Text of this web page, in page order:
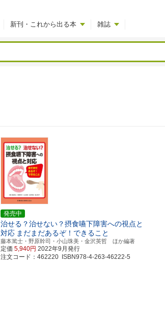
新刊・これから出る本 雑誌
発売中
治せる？治せない？摂食嚥下障害への視点と
対応 まだまだあるぞ！できること
藤本篤士・野原幹司・小山珠美・金沢英哲 ほか編著
定価5,940円 2022年9月発行
注文コード：462220 ISBN978-4-263-46222-5